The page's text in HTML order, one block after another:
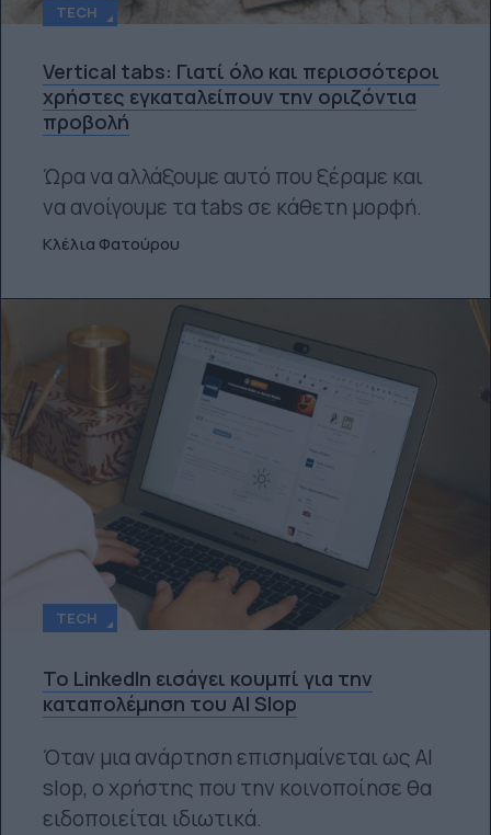
TECH
Vertical tabs: Γιατί όλο και περισσότεροι
χρήστες εγκαταλείπουν την οριζόντια
προβολή
Ώρα να αλλάξουμε αυτό που ξέραμε και
να ανοίγουμε τα tabs σε κάθετη μορφή.
Κλέλια Φατούρου
TECH
Το LinkedIn εισάγει κουμπί για την
καταπολέμηση του AI Slop
Όταν μια ανάρτηση επισημαίνεται ως AI
slop, ο χρήστης που την κοινοποίησε θα
ειδοποιείται ιδιωτικά.